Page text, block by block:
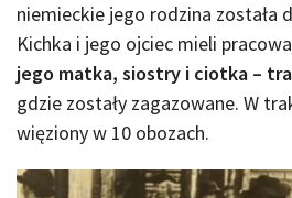
niemieckie jego rodzina została
Kichka i jego ojciec mieli
jego matka, siostry i ciotka –
gdzie zostały zagazowane. W
więziony w 10 obozach.